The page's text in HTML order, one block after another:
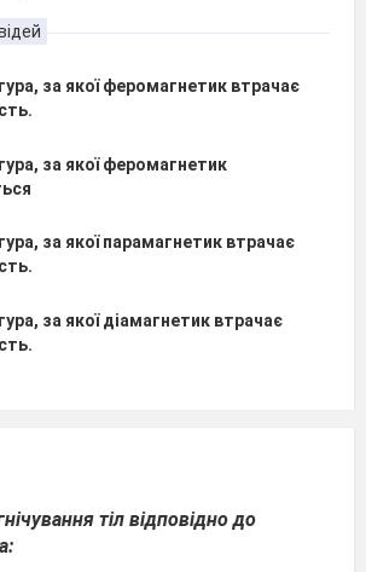
за якої феромагнетик втрачає
за якої феромагнетик
за якої парамагнетик втрачає
за якої діамагнетик втрачає
тіл відповідно до